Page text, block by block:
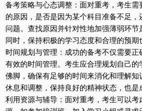
备考策略与心态调整：面对重考，考生需
的原因，是否是因为某个科目准备不足
问题。查找原因并针对性地加强薄弱环节
同时，保持积极的学习态度和合理的预期
时间规划与管理：成功的备考不仅需要
有效的时间管理。考生应合理规划自己的
佛脚，确保有足够的时间来消化和理解知
休息和调整，保持良好的精神状态，也是
利用资源与辅导：面对重考，考生可以考